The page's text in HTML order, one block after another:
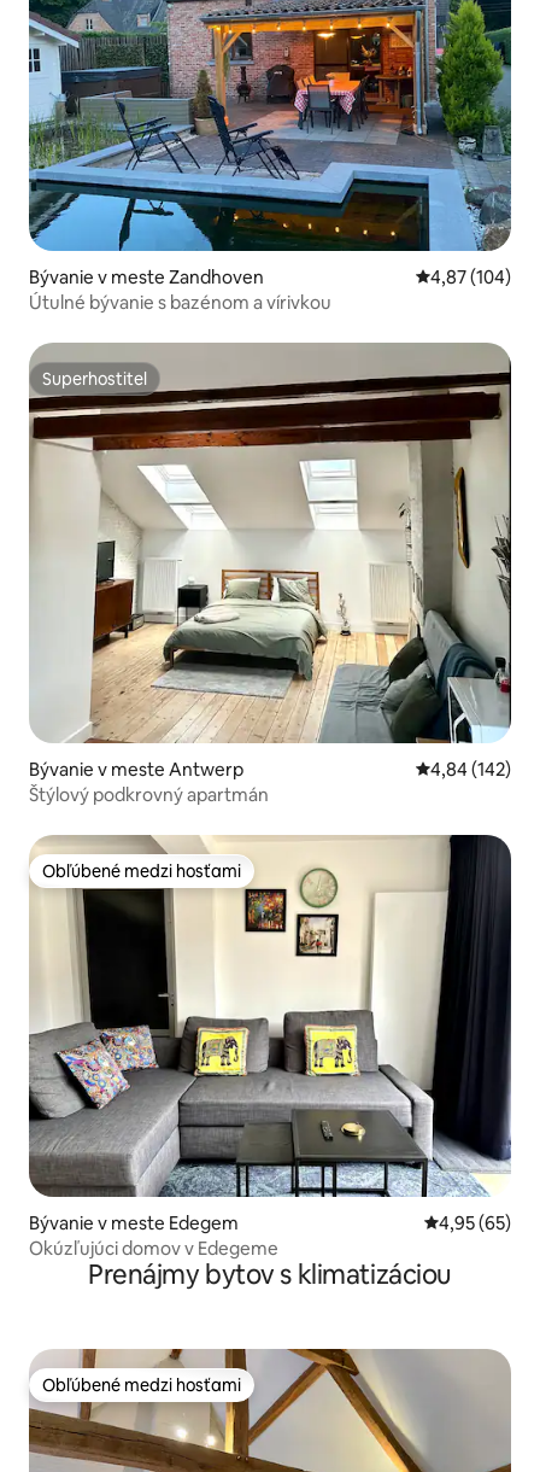
Bývanie v meste Zandhoven Priemerné
4,87 (104)
Útulné bývanie s bazénom a vírivkou
Superhostiteľ
Superhostiteľ
Bývanie v meste Antwerp Priemerné
4,84 (142)
Štýlový podkrovný apartmán
Obľúbené medzi hosťami
Obľúbené medzi hosťami
Bývanie v meste Edegem Priemerné
4,95 (65)
Okúzľujúci domov v Edegeme
Prenájmy bytov s klimatizáciou
Obľúbené medzi hosťami
Obľúbené medzi hosťami